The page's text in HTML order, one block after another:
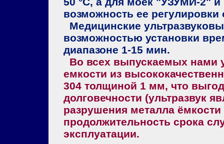
возможность ее регулировки
Медицинские
возможностью установки
диапазоне 1-15 мин.
Во всех выпускаемых нами
емкости из
304 толщиной 1 мм, что
долговечности (ультразвук
разрушения металла
продолжительность срока
эксплуатации.